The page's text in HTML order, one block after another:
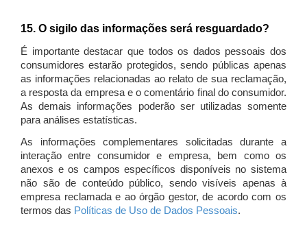
15. O sigilo das informações será resguardado?
É importante destacar que todos os dados pessoais dos
consumidores estarão protegidos, sendo públicas apenas
as informações relacionadas ao relato de sua reclamação,
a resposta da empresa e o comentário final do consumidor.
As demais informações poderão ser utilizadas somente
para análises estatísticas.
As informações complementares solicitadas durante a
interação entre consumidor e empresa, bem como os
anexos e os campos específicos disponíveis no sistema
não são de conteúdo público, sendo visíveis apenas à
empresa reclamada e ao órgão gestor, de acordo com os
termos das Políticas de Uso de Dados Pessoais.